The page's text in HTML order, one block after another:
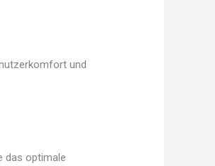
und
das optimale